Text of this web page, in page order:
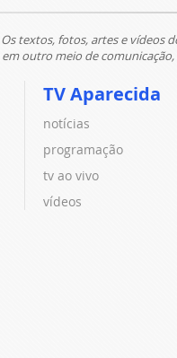
Os textos, fotos, artes e vídeos
outro meio de
TV Aparecida
notícias
programação
tv ao vivo
vídeos